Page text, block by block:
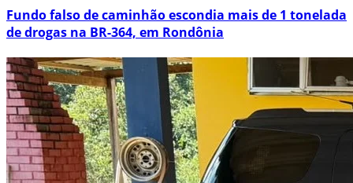
Fundo falso de caminhão escondia mais de 1 tonelada
de drogas na BR-364, em Rondônia